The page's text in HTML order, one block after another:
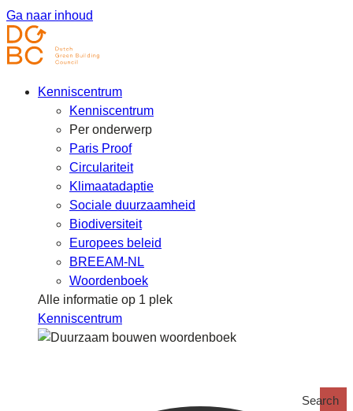
Ga naar inhoud
Kenniscentrum
Kenniscentrum
Per onderwerp
Paris Proof
Circulariteit
Klimaatadaptie
Sociale duurzaamheid
Biodiversiteit
Europees beleid
BREEAM-NL
Woordenboek
Alle informatie op 1 plek
Kenniscentrum
Search